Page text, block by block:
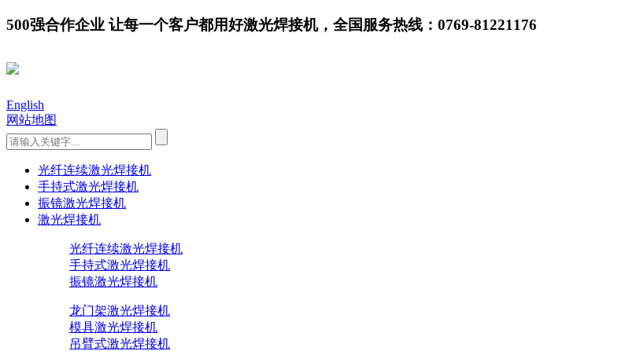
500强合作企业 让每一个客户都用好激光焊接机，全国服务热线：0769-81221176
English
网站地图
光纤连续激光焊接机
手持式激光焊接机
振镜激光焊接机
激光焊接机
光纤连续激光焊接机
手持式激光焊接机
振镜激光焊接机
龙门架激光焊接机
模具激光焊接机
吊臂式激光焊接机